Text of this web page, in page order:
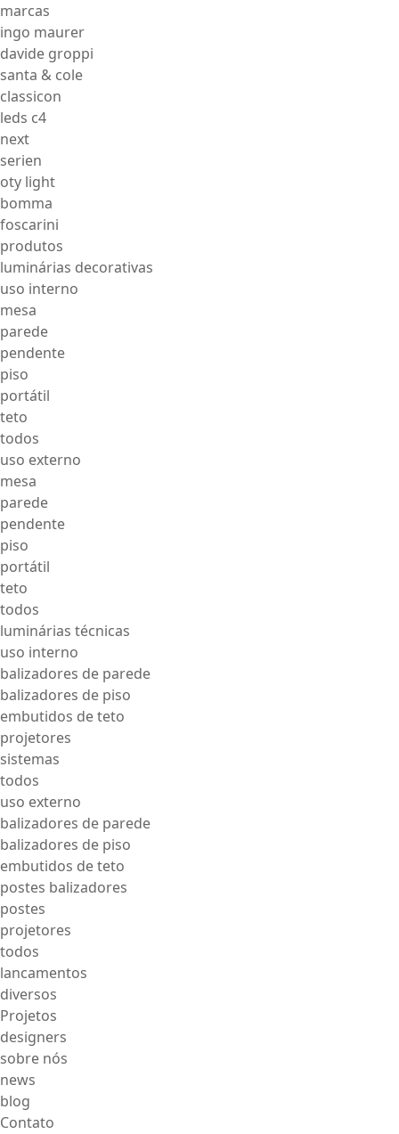
marcas
ingo maurer
davide groppi
santa & cole
classicon
leds c4
next
serien
oty light
bomma
foscarini
produtos
luminárias decorativas
uso interno
mesa
parede
pendente
piso
portátil
teto
todos
uso externo
mesa
parede
pendente
piso
portátil
teto
todos
luminárias técnicas
uso interno
balizadores de parede
balizadores de piso
embutidos de teto
projetores
sistemas
todos
uso externo
balizadores de parede
balizadores de piso
embutidos de teto
postes balizadores
postes
projetores
todos
lancamentos
diversos
Projetos
designers
sobre nós
news
blog
Contato